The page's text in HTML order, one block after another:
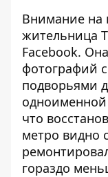
Внимание на
жительница
Facebook.
фотографий
подворьями
что
метро видно
гораздо